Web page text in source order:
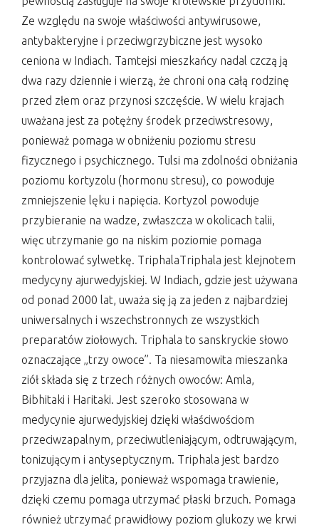
Ze względu na swoje właściwości antywirusowe,
antybakteryjne i przeciwgrzybiczne jest wysoko
ceniona w Indiach. Tamtejsi mieszkańcy nadal czczą ją
dwa razy dziennie i wierzą, że chroni ona całą rodzinę
przed złem oraz przynosi szczęście. W wielu krajach
uważana jest za potężny środek przeciwstresowy,
ponieważ pomaga w obniżeniu poziomu stresu
fizycznego i psychicznego. Tulsi ma zdolności obniżania
poziomu kortyzolu (hormonu stresu), co powoduje
zmniejszenie lęku i napięcia. Kortyzol powoduje
przybieranie na wadze, zwłaszcza w okolicach talii,
więc utrzymanie go na niskim poziomie pomaga
kontrolować sylwetkę. TriphalaTriphala jest klejnotem
medycyny ajurwedyjskiej. W Indiach, gdzie jest używana
od ponad 2000 lat, uważa się ją za jeden z najbardziej
uniwersalnych i wszechstronnych ze wszystkich
preparatów ziołowych. Triphala to sanskryckie słowo
oznaczające „trzy owoce”. Ta niesamowita mieszanka
ziół składa się z trzech różnych owoców: Amla,
Bibhitaki i Haritaki. Jest szeroko stosowana w
medycynie ajurwedyjskiej dzięki właściwościom
przeciwzapalnym, przeciwutleniającym, odtruwającym,
tonizującym i antyseptycznym. Triphala jest bardzo
przyjazna dla jelita, ponieważ wspomaga trawienie,
dzięki czemu pomaga utrzymać płaski brzuch. Pomaga
również utrzymać prawidłowy poziom glukozy we krwi